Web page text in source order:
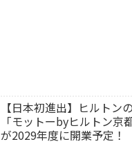
【日本初進出】ヒルトン
「モットーbyヒルトン京
が2029年度に開業予定！